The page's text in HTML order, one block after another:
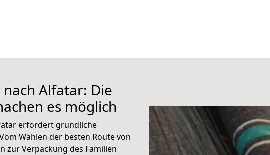
Alfatar: Die
es möglich
erfordert gründliche
Wählen der besten Route von
zur Verpackung des Familien